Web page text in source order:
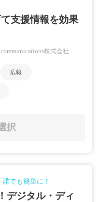
支援情報を効果
株式会社
広報
択
でも簡単に！
デジタル・ディ